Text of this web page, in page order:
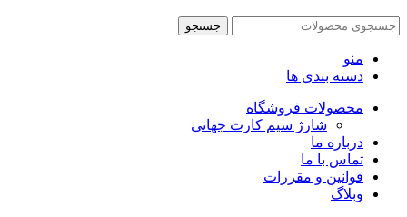
جستجو
منو
دسته بندی ها
محصولات فروشگاه
شارژ سیم کارت جهانی
درباره ما
تماس با ما
قوانین و مقررات
وبلاگ